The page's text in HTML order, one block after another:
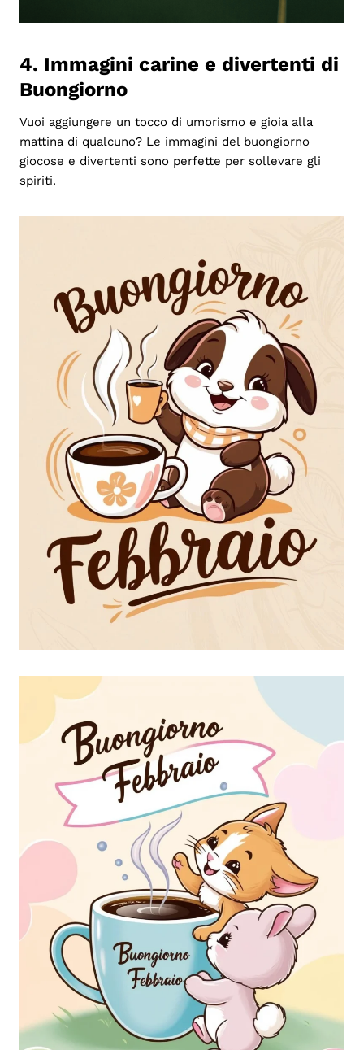
4. Immagini carine e divertenti di
Buongiorno
Vuoi aggiungere un tocco di umorismo e gioia alla
mattina di qualcuno? Le immagini del buongiorno
giocose e divertenti sono perfette per sollevare gli
spiriti.